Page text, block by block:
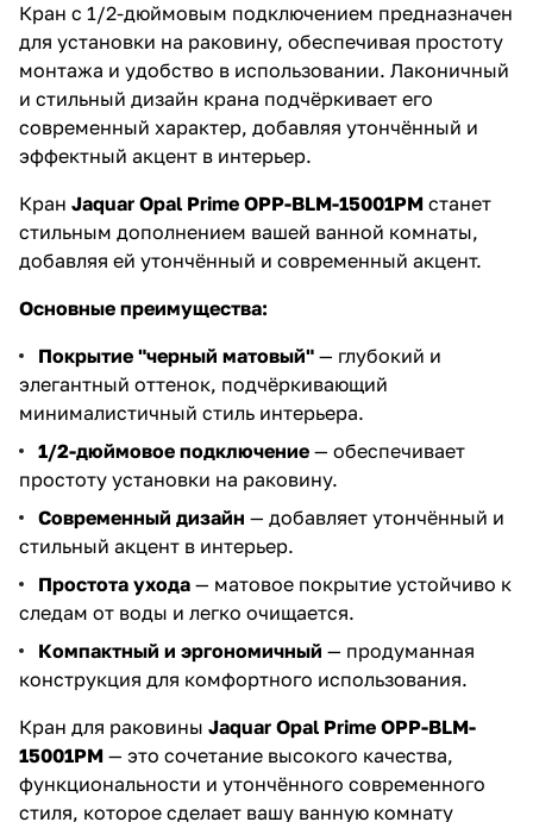
Кран с 1/2-дюймовым подключением предназначен
для установки на раковину, обеспечивая простоту
монтажа и удобство в использовании. Лаконичный
и стильный дизайн крана подчёркивает его
современный характер, добавляя утончённый и
эффектный акцент в интерьер.
Кран Jaquar Opal Prime OPP-BLM-15001PM станет
стильным дополнением вашей ванной комнаты,
добавляя ей утончённый и современный акцент.
Основные преимущества:
Покрытие "черный матовый" — глубокий и
элегантный оттенок, подчёркивающий
минималистичный стиль интерьера.
1/2-дюймовое подключение — обеспечивает
простоту установки на раковину.
Современный дизайн — добавляет утончённый и
стильный акцент в интерьер.
Простота ухода — матовое покрытие устойчиво к
следам от воды и легко очищается.
Компактный и эргономичный — продуманная
конструкция для комфортного использования.
Кран для раковины Jaquar Opal Prime OPP-BLM-
15001PM — это сочетание высокого качества,
функциональности и утончённого современного
стиля, которое сделает вашу ванную комнату